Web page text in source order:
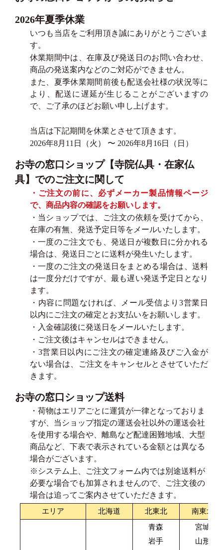
2026年夏季休業
いつも当店をご利用頂き誠にありがとうございま
す。
休業期間中は、在庫及び発送日のお問い合わせ、
商品の発送案内などのご対応ができません。
また、夏季休業期間前後も配送会社様の状況等に
より、配送に遅延が生じることがございますの
で、ご了承のほどお願い申し上げます。
当店は下記期間を休業とさせて頂きます。
2026年8月11日（火） 〜 2026年8月16日（日）
お寺の窓口ショップ【寺院仏具・在家仏
具】でのご注文に関して
・ご注文の前に、必ずメーカー製品情報ページ
で、商品内容の確認をお願いします。
・当ショップでは、ご注文の依頼を受けてから、
在庫の有無、発送予定日等をメールいたします。
・一度のご注文でも、発送日が複数日に分かれる
場合は、発送日ごとに送料が発生いたします。
・一度のご注文の発送日をまとめる場合は、送料
は一度分だけですが、最も遅い発送予定日となり
ます。
・内容に問題なければ、メール受信より3営業日
以内にご注文の確定とお支払いをお願いします。
・入金確認後に発送日をメールいたします。
・ご注文後はキャンセルはできません。
・3営業日以内にご注文の確定連絡及びご入金が
ない場合は、ご注文をキャンセルとさせていただ
きます。
お寺の窓口ショップ送料
・荷物はエリアごとに運賃が一律となっておりま
すが、当ショップ指定の運送会社以外の運送会社
を使用する場合や、離島など配達困難地域、大型
商品など、下表で表示されている金額とは異なる
場合がございます。
※システム上、ご注文フォーム内では別途送料が
必要な場合でも加算されませんので、ご注文後の
場合は追ってご案内させていただきます。
エリア 北海道 北東北 南東北
青森
岩手
宮城
山形